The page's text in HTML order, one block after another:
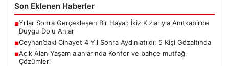
Son Eklenen Haberler
■Yıllar Sonra Gerçekleşen Bir Hayal: İkiz Kızlarıyla Anıtkabir’de
Duygu Dolu Anlar
■Ceyhan’daki Cinayet 4 Yıl Sonra Aydınlatıldı: 5 Kişi Gözaltında
■Açık Alan Yaşam alanlarında Konfor ve bahçe mutfağı
Çözümleri